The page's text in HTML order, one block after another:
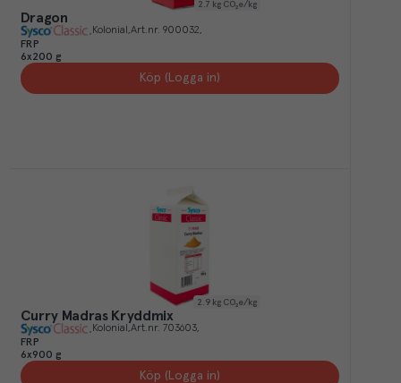
2.7 kg CO₂e/kg
Dragon
Kolonial Art.nr. 900032
FRP
6x200 g
Köp (Logga in)
2.9 kg CO₂e/kg
Curry Madras Kryddmix
Kolonial Art.nr. 703603
FRP
6x900 g
Köp (Logga in)